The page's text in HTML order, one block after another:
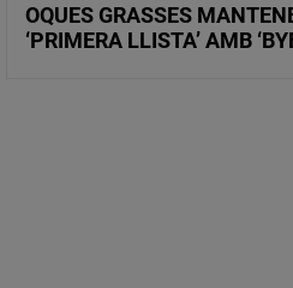
OQUES GRASSES
‘PRIMERA LLISTA’ AMB